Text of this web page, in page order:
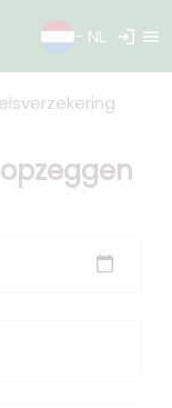
- NL login menu